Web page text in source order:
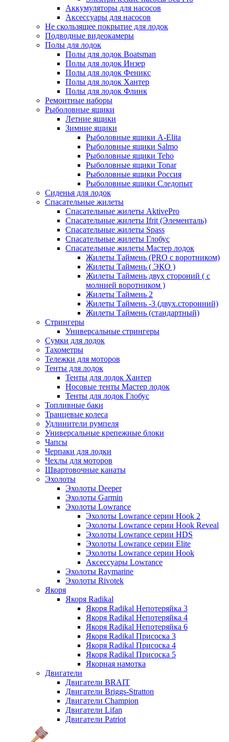
Аккумуляторы для насосов
Аксессуары для насосов
Не скользящее покрытие для лодок
Подводные видеокамеры
Полы для лодок
Полы для лодок Boatsman
Полы для лодок Инзер
Полы для лодок Феникс
Полы для лодок Хантер
Полы для лодок Флинк
Ремонтные наборы
Рыболовные ящики
Летние ящики
Зимние ящики
Рыболовные ящики A-Elita
Рыболовные ящики Salmo
Рыболовные ящики Teho
Рыболовные ящики Tonar
Рыболовные ящики Россия
Рыболовные ящики Следопыт
Сиденья для лодок
Спасательные жилеты
Спасательные жилеты AktivePro
Спасательные жилеты Ifrit (Элементаль)
Спасательные жилеты Spass
Спасательные жилеты Глобус
Спасательные жилеты Мастер лодок
Жилеты Таймень (PRO c воротником)
Жилеты Таймень ( ЭКО )
Жилеты Таймень двух стороний ( с
молнией воротником )
Жилеты Таймень 2
Жилеты Таймень -3 (двух.сторонний)
Жилеты Таймень (стандартный)
Стрингеры
Универсальные стрингеры
Сумки для лодок
Тахометры
Тележки для моторов
Тенты для лодок
Тенты для лодок Хантер
Носовые тенты Мастер лодок
Тенты для лодок Глобус
Топливные баки
Транцевые колеса
Удлинители румпеля
Универсальные крепежные блоки
Чапсы
Черпаки для лодки
Чехлы для моторов
Швартовочные канаты
Эхолоты
Эхолоты Deeper
Эхолоты Garmin
Эхолоты Lowrance
Эхолоты Lowrance серии Hook 2
Эхолоты Lowrance серии Hook Reveal
Эхолоты Lowrance серии HDS
Эхолоты Lowrance серии Elite
Эхолоты Lowrance серии Hook
Аксессуары Lowrance
Эхолоты Raymarine
Эхолоты Rivotek
Якоря
Якоря Radikal
Якоря Radikal Непотеряйка 3
Якоря Radikal Непотеряйка 4
Якоря Radikal Непотеряйка 6
Якоря Radikal Присоска 3
Якоря Radikal Присоска 4
Якоря Radikal Присоска 5
Якорная намотка
Двигатели
Двигатели BRAIT
Двигатели Briggs-Stratton
Двигатели Champion
Двигатели Lifan
Двигатели Patriot